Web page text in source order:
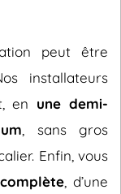
peut être
installateurs
en une demi-
, sans gros
Enfin, vous
, d’une